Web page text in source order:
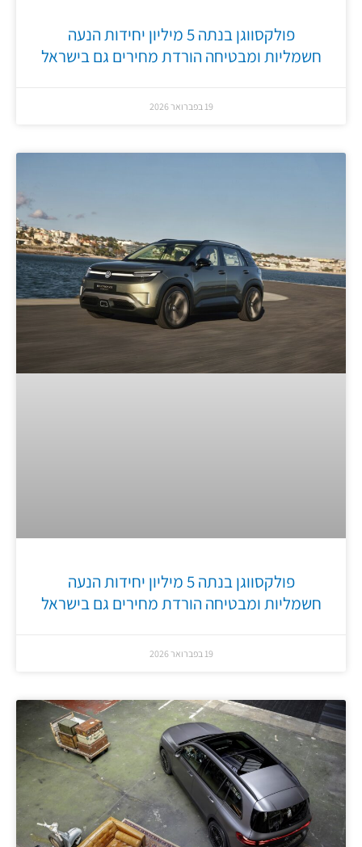
פולקסווגן בנתה 5 מיליון יחידות הנעה
חשמליות ומבטיחה הורדת מחירים גם בישראל
19 בפברואר 2026
פולקסווגן בנתה 5 מיליון יחידות הנעה
חשמליות ומבטיחה הורדת מחירים גם בישראל
19 בפברואר 2026